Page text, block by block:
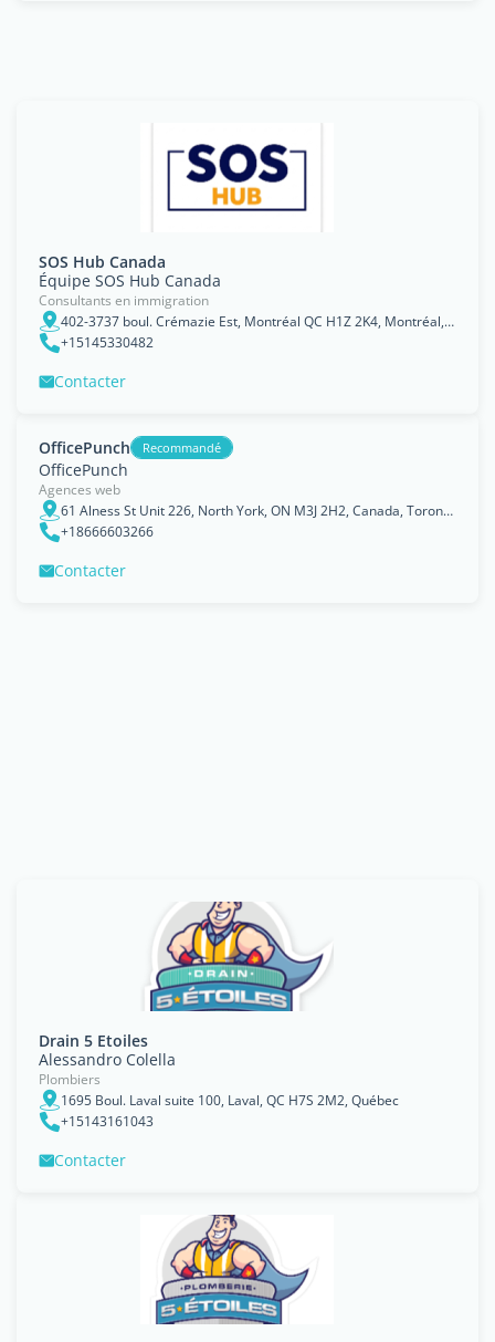
SOS Hub Canada
Équipe SOS Hub Canada
Consultants en immigration
402-3737 boul. Crémazie Est, Montréal QC H1Z 2K4, Montréal, Québec
+15145330482
Contacter
OfficePunch Recommandé
OfficePunch
Agences web
61 Alness St Unit 226, North York, ON M3J 2H2, Canada, Toronto, Ontario
+18666603266
Contacter
Drain 5 Etoiles
Alessandro Colella
Plombiers
1695 Boul. Laval suite 100, Laval, QC H7S 2M2, Québec
+15143161043
Contacter